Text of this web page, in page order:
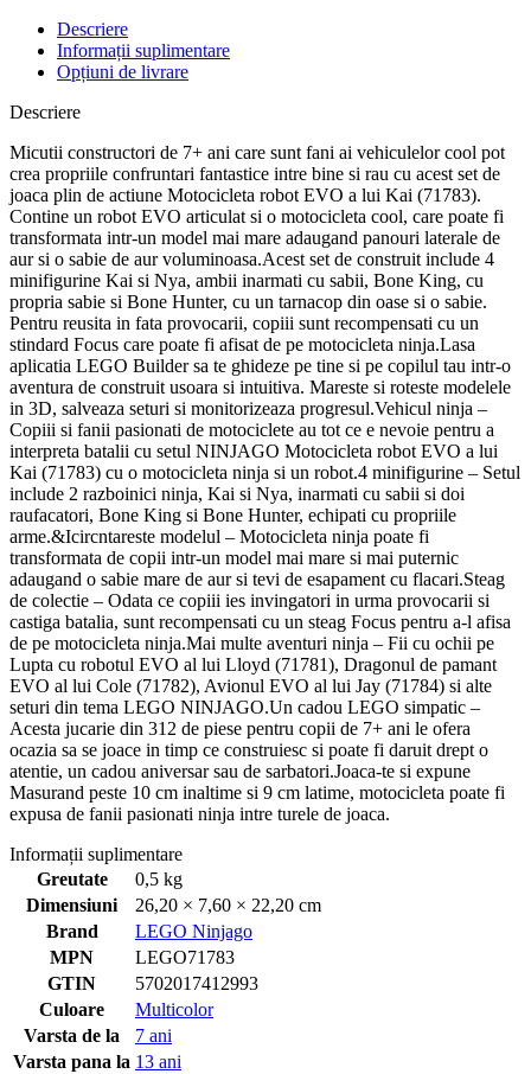
Descriere
Informații suplimentare
Opțiuni de livrare
Descriere
Micutii constructori de 7+ ani care sunt fani ai vehiculelor cool pot
crea propriile confruntari fantastice intre bine si rau cu acest set de
joaca plin de actiune Motocicleta robot EVO a lui Kai (71783).
Contine un robot EVO articulat si o motocicleta cool, care poate fi
transformata intr-un model mai mare adaugand panouri laterale de
aur si o sabie de aur voluminoasa.Acest set de construit include 4
minifigurine Kai si Nya, ambii inarmati cu sabii, Bone King, cu
propria sabie si Bone Hunter, cu un tarnacop din oase si o sabie.
Pentru reusita in fata provocarii, copiii sunt recompensati cu un
stindard Focus care poate fi afisat de pe motocicleta ninja.Lasa
aplicatia LEGO Builder sa te ghideze pe tine si pe copilul tau intr-o
aventura de construit usoara si intuitiva. Mareste si roteste modelele
in 3D, salveaza seturi si monitorizeaza progresul.Vehicul ninja –
Copiii si fanii pasionati de motociclete au tot ce e nevoie pentru a
interpreta batalii cu setul NINJAGO Motocicleta robot EVO a lui
Kai (71783) cu o motocicleta ninja si un robot.4 minifigurine – Setul
include 2 razboinici ninja, Kai si Nya, inarmati cu sabii si doi
raufacatori, Bone King si Bone Hunter, echipati cu propriile
arme.&Icircntareste modelul – Motocicleta ninja poate fi
transformata de copii intr-un model mai mare si mai puternic
adaugand o sabie mare de aur si tevi de esapament cu flacari.Steag
de colectie – Odata ce copiii ies invingatori in urma provocarii si
castiga batalia, sunt recompensati cu un steag Focus pentru a-l afisa
de pe motocicleta ninja.Mai multe aventuri ninja – Fii cu ochii pe
Lupta cu robotul EVO al lui Lloyd (71781), Dragonul de pamant
EVO al lui Cole (71782), Avionul EVO al lui Jay (71784) si alte
seturi din tema LEGO NINJAGO.Un cadou LEGO simpatic –
Acesta jucarie din 312 de piese pentru copii de 7+ ani le ofera
ocazia sa se joace in timp ce construiesc si poate fi daruit drept o
atentie, un cadou aniversar sau de sarbatori.Joaca-te si expune
Masurand peste 10 cm inaltime si 9 cm latime, motocicleta poate fi
expusa de fanii pasionati ninja intre turele de joaca.
Informații suplimentare
Greutate
0,5 kg
Dimensiuni
26,20 × 7,60 × 22,20 cm
Brand
LEGO Ninjago
MPN
LEGO71783
GTIN
5702017412993
Culoare
Multicolor
Varsta de la
7 ani
Varsta pana la 13 ani